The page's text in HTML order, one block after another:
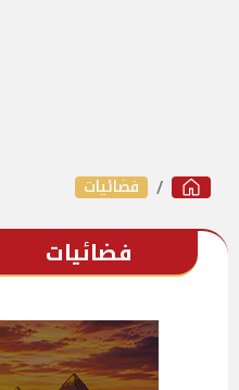
فضائيات
فضائيات